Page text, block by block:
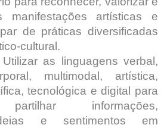
manifestações artísticas e
de práticas diversificadas
cultural.
as linguagens verbal,
multimodal, artística,
tecnológica e digital para
partilhar informações,
e sentimentos em